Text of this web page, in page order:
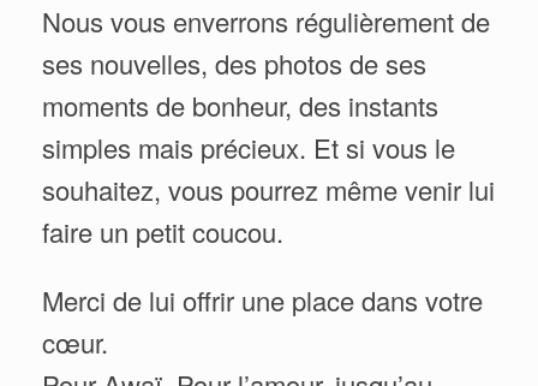
Nous vous enverrons régulièrement de
ses nouvelles, des photos de ses
moments de bonheur, des instants
simples mais précieux. Et si vous le
souhaitez, vous pourrez même venir lui
faire un petit coucou.
Merci de lui offrir une place dans votre
cœur.